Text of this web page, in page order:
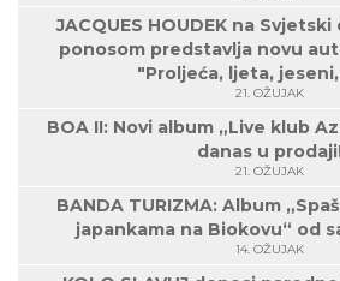
JACQUES HOUDEK na
ponosom predstavlja novu
"Proljeća, ljeta,
21. OŽUJAK
BOA II: Novi album „Live klub
danas u
21. OŽUJAK
BANDA TURIZMA: Album
japankama na Biokovu“ od
14. OŽUJAK